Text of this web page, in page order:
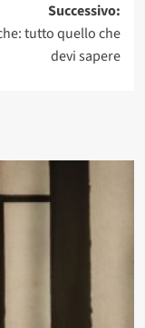
Successivo:
tutto quello che
devi sapere